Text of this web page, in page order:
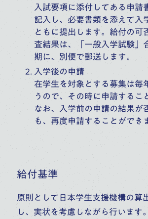
入試要項に添付してある申請
記入し、必要書類を添えて入
ともに提出します。給付の可
査結果は、「一般入学試験」
期に、別便で郵送します。
入学後の申請
在学生を対象とする募集は毎
うので、その時に申請するこ
なお、入学前の申請の結果が
も、再度申請することができ
給付基準
原則として日本学生支援機構の算
し、実状を考慮しながら行います。